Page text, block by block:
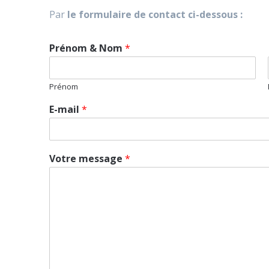
Par le formulaire de contact ci-dessous :
Prénom & Nom*
Prénom
E-mail*
Votre message*